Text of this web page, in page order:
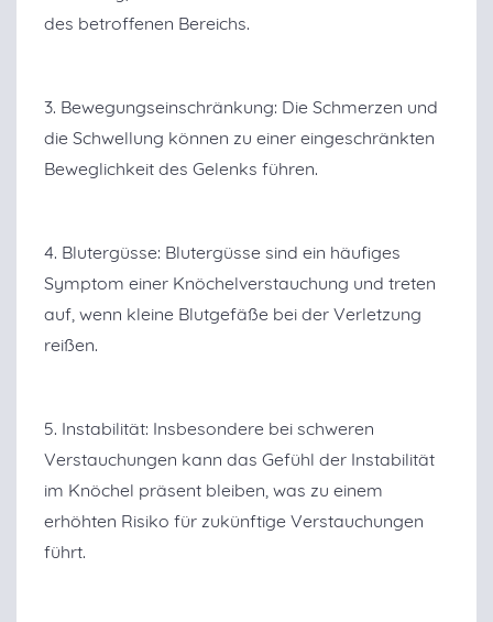
des betroffenen Bereichs.
3. Bewegungseinschränkung: Die Schmerzen und
die Schwellung können zu einer eingeschränkten
Beweglichkeit des Gelenks führen.
4. Blutergüsse: Blutergüsse sind ein häufiges
Symptom einer Knöchelverstauchung und treten
auf, wenn kleine Blutgefäße bei der Verletzung
reißen.
5. Instabilität: Insbesondere bei schweren
Verstauchungen kann das Gefühl der Instabilität
im Knöchel präsent bleiben, was zu einem
erhöhten Risiko für zukünftige Verstauchungen
führt.